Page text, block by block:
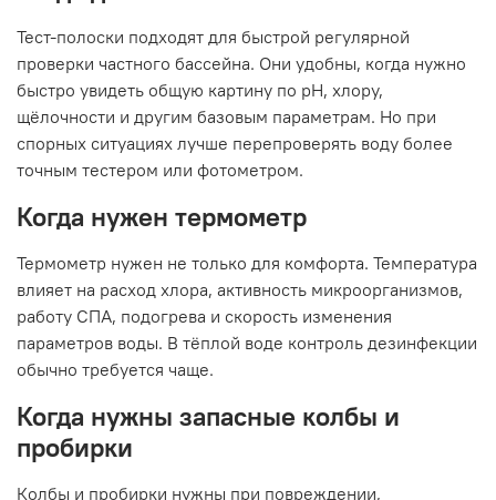
Тест-полоски подходят для быстрой регулярной
проверки частного бассейна. Они удобны, когда нужно
быстро увидеть общую картину по pH, хлору,
щёлочности и другим базовым параметрам. Но при
спорных ситуациях лучше перепроверять воду более
точным тестером или фотометром.
Когда нужен термометр
Термометр нужен не только для комфорта. Температура
влияет на расход хлора, активность микроорганизмов,
работу СПА, подогрева и скорость изменения
параметров воды. В тёплой воде контроль дезинфекции
обычно требуется чаще.
Когда нужны запасные колбы и
пробирки
Колбы и пробирки нужны при повреждении,